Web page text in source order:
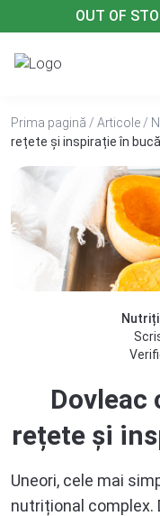
la
conținut
OUT OF
Prima pagină / Articole /
rețete și inspirație în
Dovleac
rețete și
Uneori, cele mai
nutrițional complex.